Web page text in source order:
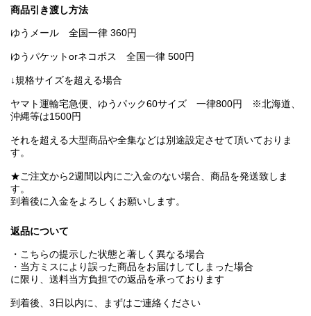
商品引き渡し方法
ゆうメール 全国一律 360円
ゆうパケットorネコポス 全国一律 500円
↓規格サイズを超える場合
ヤマト運輸宅急便、ゆうパック60サイズ 一律800円 ※北海道、
沖縄等は1500円
それを超える大型商品や全集などは別途設定させて頂いておりま
す。
★ご注文から2週間以内にご入金のない場合、商品を発送致しま
す。
到着後に入金をよろしくお願いします。
返品について
・こちらの提示した状態と著しく異なる場合
・当方ミスにより誤った商品をお届けしてしまった場合
に限り、送料当方負担での返品を承っております
到着後、3日以内に、まずはご連絡ください